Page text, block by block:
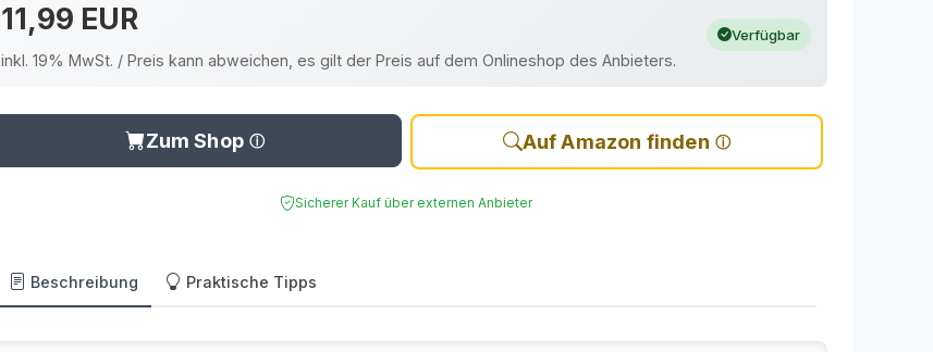
11,99 EUR
inkl. 19% MwSt. / Preis kann abweichen, es gilt der Preis auf dem Onlineshop des Anbieters.
Verfügbar
Zum Shop Auf Amazon finden
Sicherer Kauf über externen Anbieter
Beschreibung Praktische Tipps